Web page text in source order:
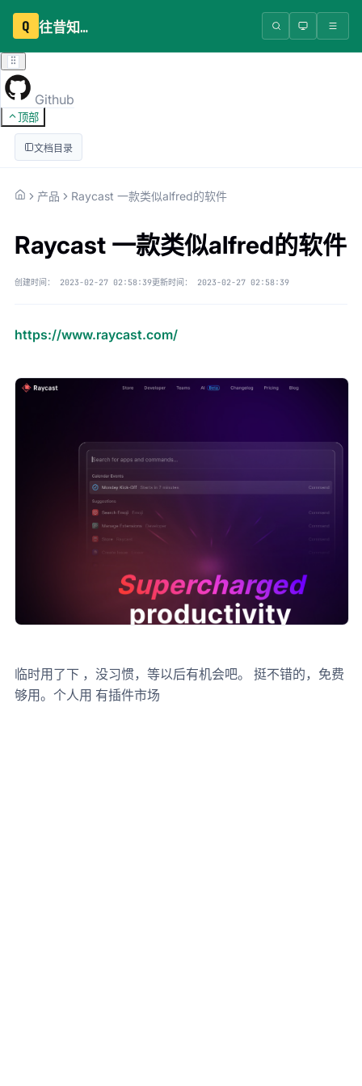
Q 往昔知识库
Github
顶部
文档目录
产品 Raycast 一款类似alfred的软件
Raycast 一款类似alfred的软件
创建时间： 2023-02-27 02:58:39更新时间： 2023-02-27 02:58:39
https://www.raycast.com/
临时用了下 ，没习惯，等以后有机会吧。 挺不错的，免费
够用。个人用 有插件市场